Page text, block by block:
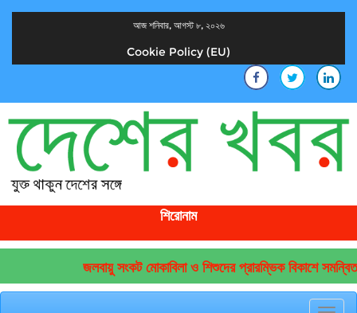
আজ শনিবার, আগস্ট ৮, ২০২৬
Cookie Policy (EU)
শিরোনাম
জলবায়ু সংকট মোকাবিলা ও শিশুদের প্রারম্ভিক বিকাশে